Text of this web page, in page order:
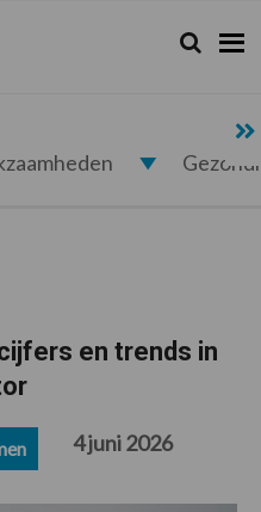
Zoeken...
Zoek
en trends in
4 juni 2026